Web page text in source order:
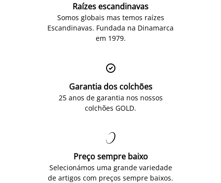
Raízes escandinavas
Somos globais mas temos raízes
Escandinavas. Fundada na Dinamarca
em 1979.

Garantia dos colchões
25 anos de garantia nos nossos
colchões GOLD.

Preço sempre baixo
Selecionámos uma grande variedade
de artigos com preços sempre baixos.